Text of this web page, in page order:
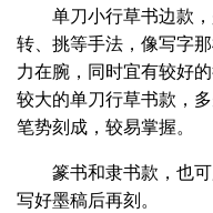
单刀小行草书边款
转、挑等手法，像写字
力在腕，同时宜有较好
较大的单刀行草书款，
笔势刻成，较易掌握。
篆书和隶书款，也
写好墨稿后再刻。